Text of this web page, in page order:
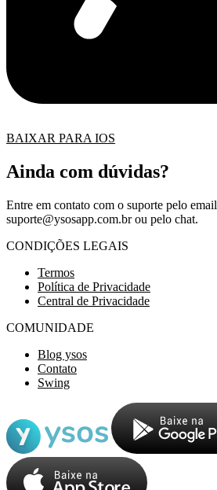
BAIXAR PARA IOS
Ainda com dúvidas?
Entre em contato com o suporte pelo email
suporte@ysosapp.com.brou pelo chat.
CONDIÇÕES LEGAIS
Termos
Política de Privacidade
Central de Privacidade
COMUNIDADE
Blog ysos
Contato
Swing